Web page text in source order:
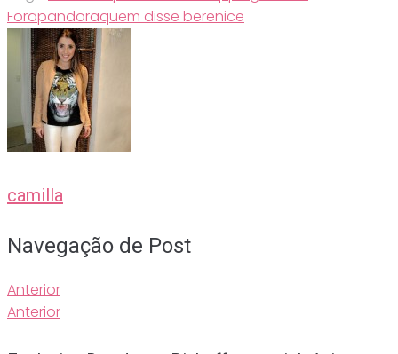
Forapandoraquem disse berenice
camilla
Navegação de Post
Anterior
Anterior